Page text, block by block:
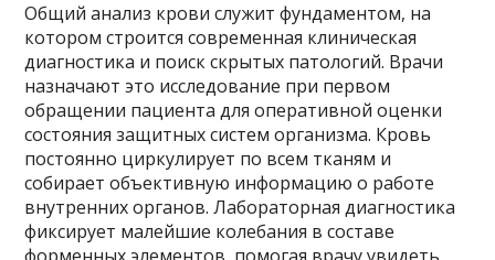
Общий анализ крови служит фундаментом, на
котором строится современная клиническая
диагностика и поиск скрытых патологий. Врачи
назначают это исследование при первом
обращении пациента для оперативной оценки
состояния защитных систем организма. Кровь
постоянно циркулирует по всем тканям и
собирает объективную информацию о работе
внутренних органов. Лабораторная диагностика
фиксирует малейшие колебания в составе